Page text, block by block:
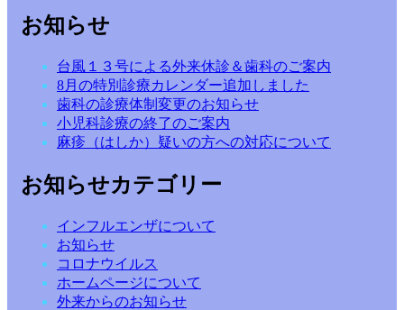
お知らせ
台風１３号による外来休診＆歯科のご案内
8月の特別診療カレンダー追加しました
歯科の診療体制変更のお知らせ
小児科診療の終了のご案内
麻疹（はしか）疑いの方への対応について
お知らせカテゴリー
インフルエンザについて
お知らせ
コロナウイルス
ホームページについて
外来からのお知らせ